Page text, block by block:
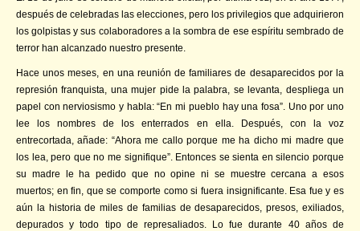
después de celebradas las elecciones, pero los privilegios que adquirieron
los golpistas y sus colaboradores a la sombra de ese espíritu sembrado de
terror han alcanzado nuestro presente.
Hace unos meses, en una reunión de familiares de desaparecidos por la
represión franquista, una mujer pide la palabra, se levanta, despliega un
papel con nerviosismo y habla: “En mi pueblo hay una fosa”. Uno por uno
lee los nombres de los enterrados en ella. Después, con la voz
entrecortada, añade: “Ahora me callo porque me ha dicho mi madre que
los lea, pero que no me signifique”. Entonces se sienta en silencio porque
su madre le ha pedido que no opine ni se muestre cercana a esos
muertos; en fin, que se comporte como si fuera insignificante. Esa fue y es
aún la historia de miles de familias de desaparecidos, presos, exiliados,
depurados y todo tipo de represaliados. Lo fue durante 40 años de